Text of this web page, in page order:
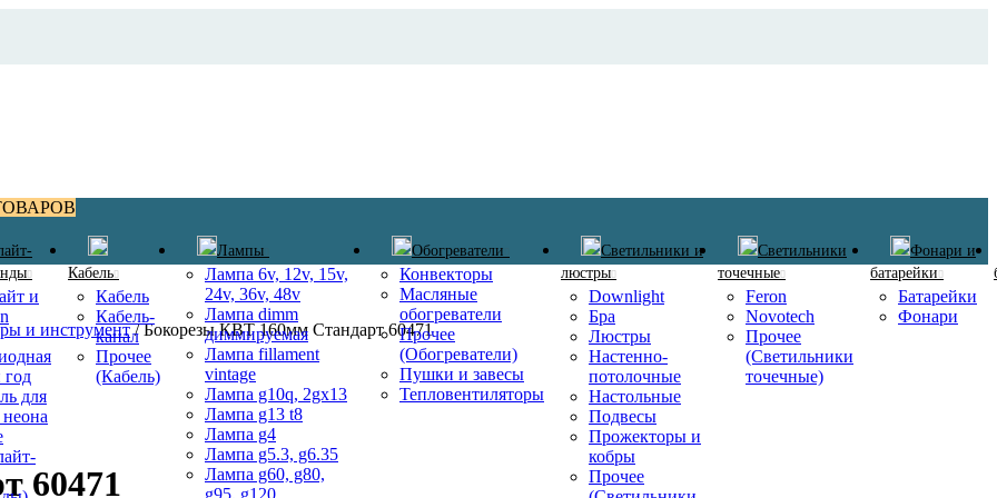
и
для
Кабель
Кабель
Кабель-
канал
Прочее
(Кабель)
Лампы
Лампа 6v, 12v, 15v,
24v, 36v, 48v
Лампа dimm
диммируемая
Лампа fillament
vintage
Лампа g10q, 2gx13
Лампа g13 t8
Лампа g4
Лампа g5.3, g6.35
Лампа g60, g80,
g95, g120
Обогреватели
Конвекторы
Масляные
обогреватели
Прочее
(Обогреватели)
Пушки и завесы
Тепловентиляторы
Светильники и
люстры
Downlight
Бра
Люстры
Настенно-
потолочные
Настольные
Подвесы
Прожекторы и
кобры
Прочее
Светильники
точечные
Feron
Novotech
Прочее
(Светильники
точечные)
Фонари и
батарейки
Батарейки
Фонари
и инструмент/Бокорезы КВТ 160мм Стандарт 60471
60471